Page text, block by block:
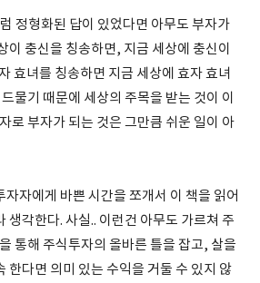
정형화된 답이 있었다면 아무도 부자가
이 충신을 칭송하면, 지금 세상에 충신이
효녀를 칭송하면 지금 세상에 효자 효녀
물기 때문에 세상의 주목을 받는 것이 이
로 부자가 되는 것은 그만큼 쉬운 일이 아
자에게 바쁜 시간을 쪼개서 이 책을 읽어
생각한다. 사실.. 이런건 아무도 가르쳐 주
통해 주식투자의 올바른 틀을 잡고, 살을
한다면 의미 있는 수익을 거둘 수 있지 않